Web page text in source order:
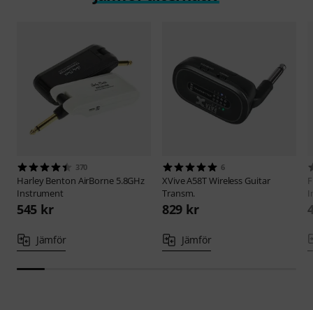
370
Harley Benton AirBorne 5.8GHz
Instrument
545 kr
Jämför
6
XViveA58T Wireless Guitar
Transm.
829 kr
Jämför